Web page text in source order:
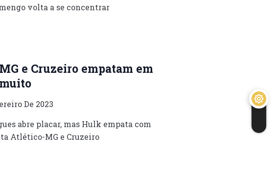
volta a se concentrar
e Cruzeiro empatam em
De 2023
abre placar, mas Hulk empata com
Atlético-MG e Cruzeiro